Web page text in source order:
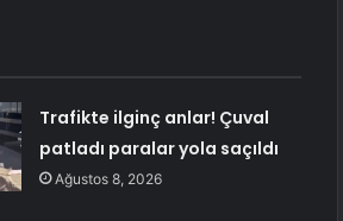
Trafikte ilginç anlar! Çuval
patladı paralar yola saçıldı
Ağustos 8, 2026